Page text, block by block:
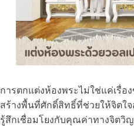
การตกแต่งห้องพระไม่ใช่แค่เรื่อ
สร้างพื้นที่ศักดิ์สิทธิ์ที่ช่วยให้จิตใจ
รู้สึกเชื่อมโยงกับคุณค่าทางจิต